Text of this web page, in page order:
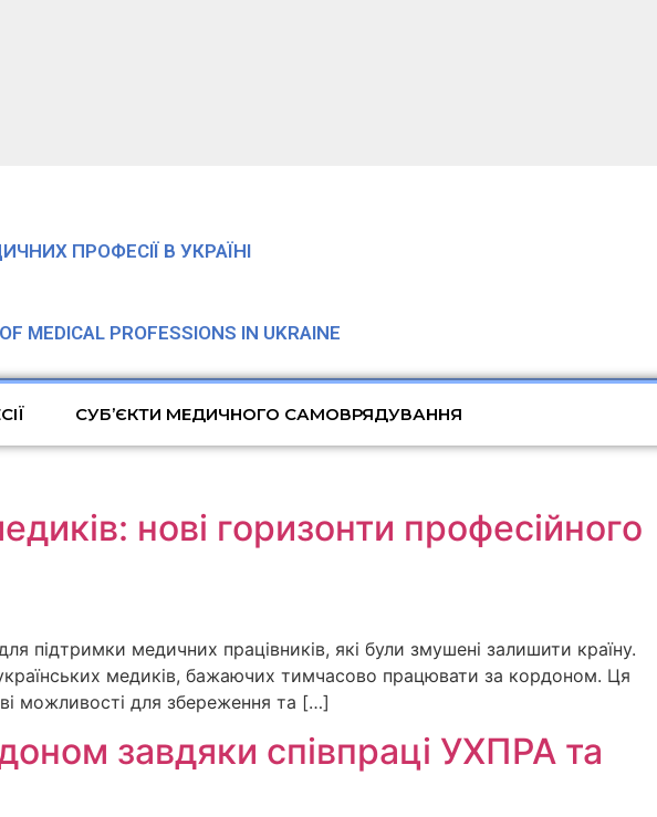
ПРОФЕСІЇ В УКРАЇНІ
MEDICAL PROFESSIONS IN UKRAINE
СУБ’ЄКТИ МЕДИЧНОГО САМОВРЯДУВАННЯ
нові горизонти професійного
підтримки медичних працівників, які були змушені залишити країну.
медиків, бажаючих тимчасово працювати за кордоном. Ця
можливості для збереження та […]
завдяки співпраці УХПРА та